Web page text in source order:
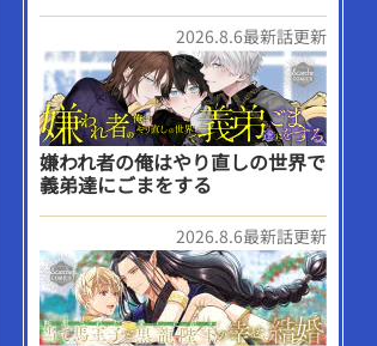
2026.8.6最新話更新
嫌われ者の俺はやり直しの世界で
義弟達にごまをする
2026.8.6最新話更新